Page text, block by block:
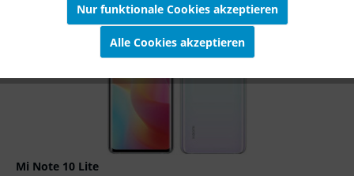
Mi Note 10 Lite
Tracking Inaktiv
Nur funktionale Cookies akzeptieren
Alle Cookies akzeptieren